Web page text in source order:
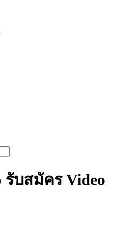
รับสมัคร Video